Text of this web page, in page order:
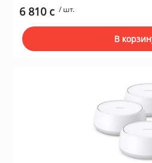
6 810 c / шт.
В